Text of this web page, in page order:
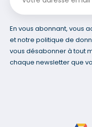
En vous abonnant, vous
et notre politique de
vous désabonner à tout
chaque newsletter que